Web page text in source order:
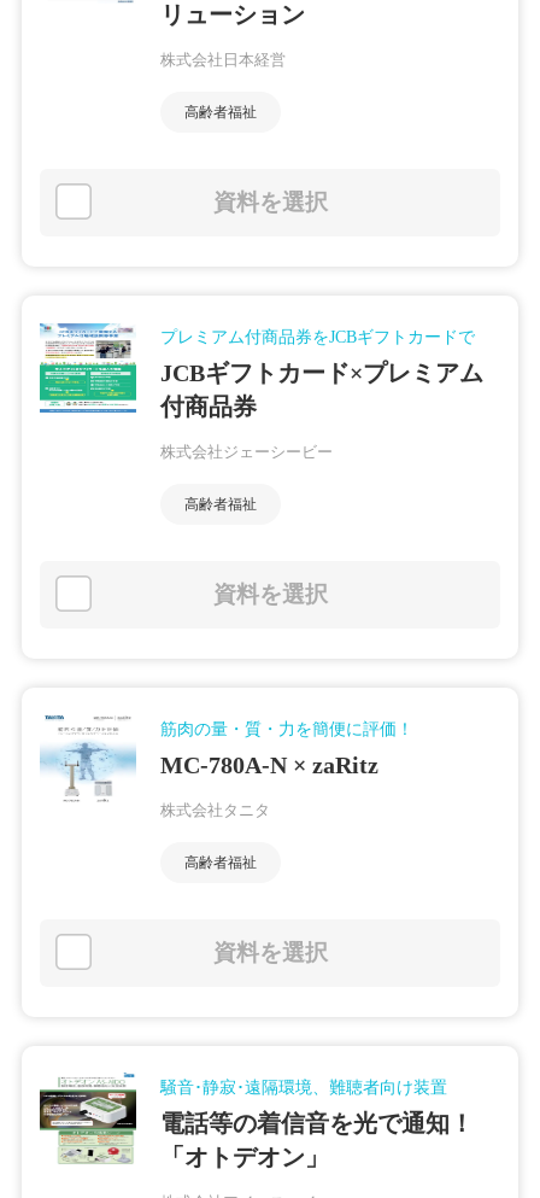
リューション
株式会社日本経営
高齢者福祉
資料を選択
プレミアム付商品券をJCBギフトカードで
JCBギフトカード×プレミアム
付商品券
株式会社ジェーシービー
高齢者福祉
資料を選択
筋肉の量・質・力を簡便に評価！
MC-780A-N × zaRitz
株式会社タニタ
高齢者福祉
資料を選択
騒音･静寂･遠隔環境、難聴者向け装置
電話等の着信音を光で通知！
「オトデオン」